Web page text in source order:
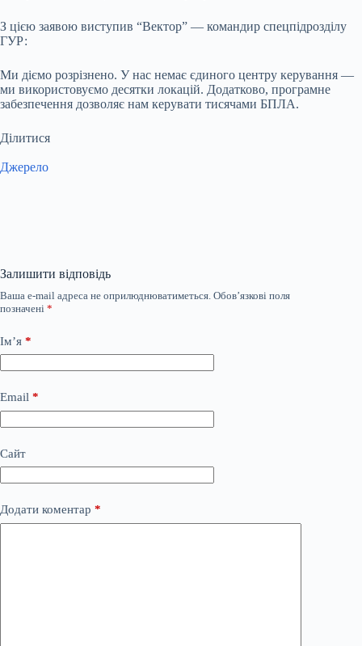
З цією заявою виступив “Вектор” — командир спецпідрозділу
ГУР:
Ми діємо розрізнено. У нас немає єдиного центру керування —
ми використовуємо десятки локацій. Додатково, програмне
забезпечення дозволяє нам керувати тисячами БПЛА.
Ділитися
Джерело
Залишити відповідь
Ваша e-mail адреса не оприлюднюватиметься. Обов’язкові поля
позначені *
Ім’я *
Email *
Сайт
Додати коментар *